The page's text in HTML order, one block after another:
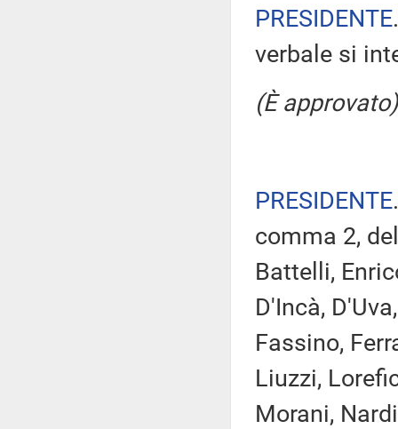
PRESIDENTE
verbale si
(È approvato)
PRESIDENTE
comma 2,
Battelli,
D'Incà,
Fassino,
Liuzzi,
Morani,